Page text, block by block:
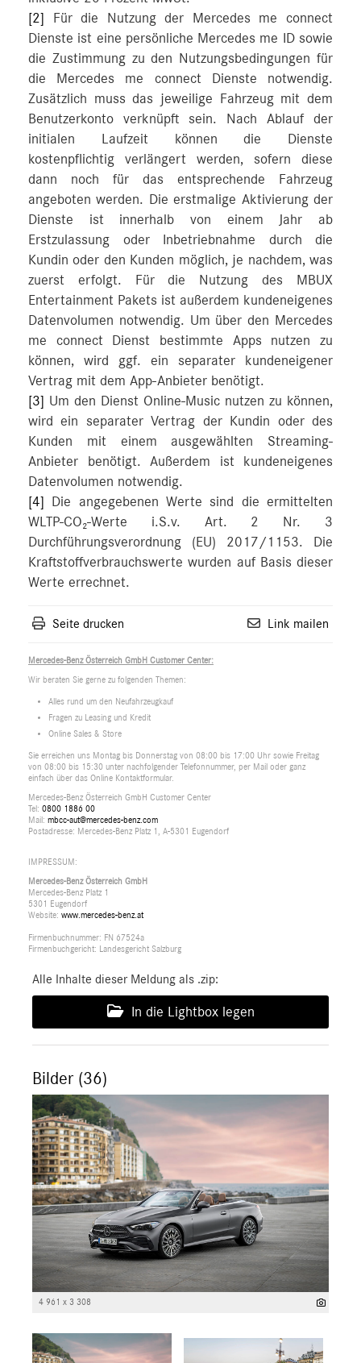
[2]
Für die Nutzung der Mercedes me connect
Dienste ist eine persönliche Mercedes me ID sowie
die Zustimmung zu den Nutzungsbedingungen für
die Mercedes me connect Dienste notwendig.
Zusätzlich muss das jeweilige Fahrzeug mit dem
Benutzerkonto verknüpft sein. Nach Ablauf der
initialen Laufzeit können die Dienste
kostenpflichtig verlängert werden, sofern diese
dann noch für das entsprechende Fahrzeug
angeboten werden. Die erstmalige Aktivierung der
Dienste ist innerhalb von einem Jahr ab
Erstzulassung oder Inbetriebnahme durch die
Kundin oder den Kunden möglich, je nachdem, was
zuerst erfolgt. Für die Nutzung des MBUX
Entertainment Pakets ist außerdem kundeneigenes
Datenvolumen notwendig. Um über den Mercedes
me connect Dienst bestimmte Apps nutzen zu
können, wird ggf. ein separater kundeneigener
Vertrag mit dem App-Anbieter benötigt.
[3] Um den Dienst Online-Music nutzen zu können,
wird ein separater Vertrag der Kundin oder des
Kunden mit einem ausgewählten Streaming-
Anbieter benötigt. Außerdem ist kundeneigenes
Datenvolumen notwendig.
[4]
Die angegebenen Werte sind die ermittelten
WLTP-CO₂-Werte i.S.v. Art. 2 Nr. 3
Durchführungsverordnung (EU) 2017/1153. Die
Kraftstoffverbrauchswerte wurden auf Basis dieser
Werte errechnet.
Seite drucken Link mailen
Mercedes-Benz Österreich GmbH Customer Center:
Wir beraten Sie gerne zu folgenden Themen:
Alles rund um den Neufahrzeugkauf
Fragen zu Leasing und Kredit
Online Sales & Store
Sie erreichen uns Montag bis Donnerstag von 08:00 bis 17:00 Uhr sowie Freitag
von 08:00 bis 15:30 unter nachfolgender Telefonnummer, per Mail oder ganz
einfach über das Online Kontaktformular.
Mercedes-Benz Österreich GmbH Customer Center
Tel: 0800 1886 00
Mail: mbcc-aut@mercedes-benz.com
Postadresse: Mercedes-Benz Platz 1, A-5301 Eugendorf
IMPRESSUM:
Mercedes-Benz Österreich GmbH
Mercedes-Benz Platz 1
5301 Eugendorf
Website: www.mercedes-benz.at
Firmenbuchnummer: FN 67524a
Firmenbuchgericht: Landesgericht Salzburg
Alle Inhalte dieser Meldung als .zip:
In die Lightbox legen
Bilder (36)
4 961 x 3 308